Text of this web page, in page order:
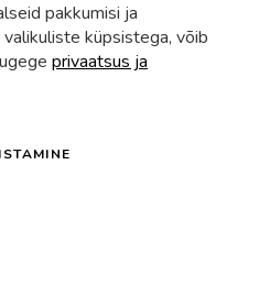
pakkumisi ja
küpsistega, võib
privaatsus ja